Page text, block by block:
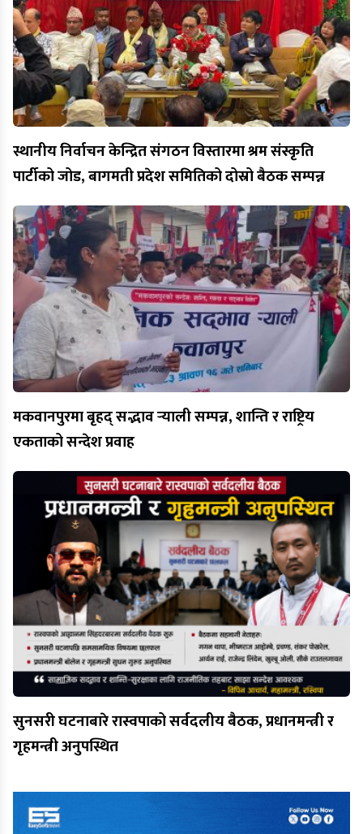
स्थानीय निर्वाचन केन्द्रित संगठन विस्तारमा श्रम संस्कृति
पार्टीको जोड, बागमती प्रदेश समितिको दोस्रो बैठक सम्पन्न
मकवानपुरमा बृहद् सद्भाव र्‍याली सम्पन्न, शान्ति र राष्ट्रिय
एकताको सन्देश प्रवाह
सुनसरी घटनाबारे रास्वपाको सर्वदलीय बैठक, प्रधानमन्त्री र
गृहमन्त्री अनुपस्थित